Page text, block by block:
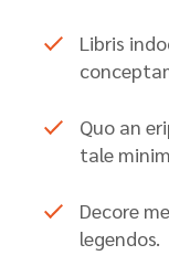
Libris
Quo an
tale
Decore
legendos.